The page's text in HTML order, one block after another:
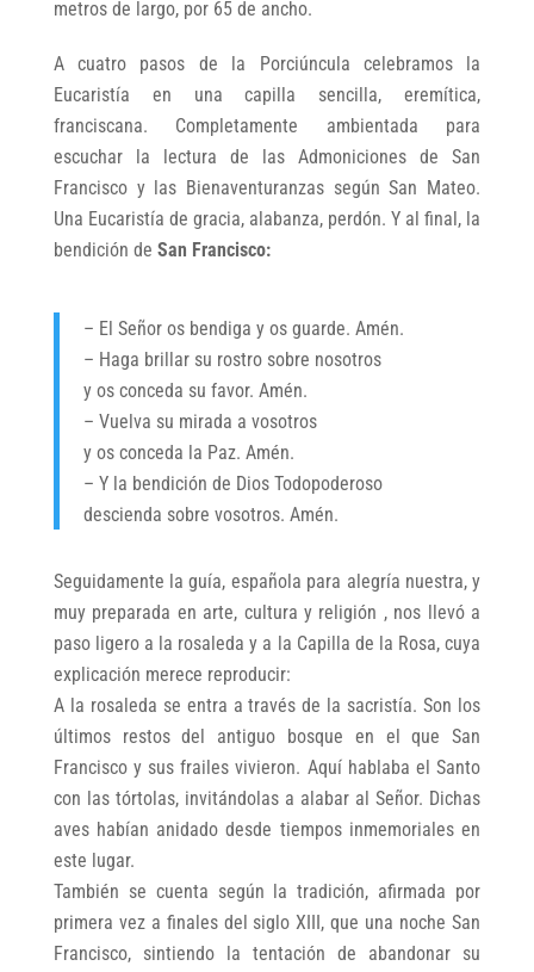
metros de largo, por 65 de ancho.
A cuatro pasos de la Porciúncula celebramos la
Eucaristía en una capilla sencilla, eremítica,
franciscana. Completamente ambientada para
escuchar la lectura de las Admoniciones de San
Francisco y las Bienaventuranzas según San Mateo.
Una Eucaristía de gracia, alabanza, perdón. Y al final, la
bendición de San Francisco:
– El Señor os bendiga y os guarde. Amén.
– Haga brillar su rostro sobre nosotros
y os conceda su favor. Amén.
– Vuelva su mirada a vosotros
y os conceda la Paz. Amén.
– Y la bendición de Dios Todopoderoso
descienda sobre vosotros. Amén.
Seguidamente la guía, española para alegría nuestra, y
muy preparada en arte, cultura y religión , nos llevó a
paso ligero a la rosaleda y a la Capilla de la Rosa, cuya
explicación merece reproducir:
A la rosaleda se entra a través de la sacristía. Son los
últimos restos del antiguo bosque en el que San
Francisco y sus frailes vivieron. Aquí hablaba el Santo
con las tórtolas, invitándolas a alabar al Señor. Dichas
aves habían anidado desde tiempos inmemoriales en
este lugar.
También se cuenta según la tradición, afirmada por
primera vez a finales del siglo XIII, que una noche San
Francisco, sintiendo la tentación de abandonar su